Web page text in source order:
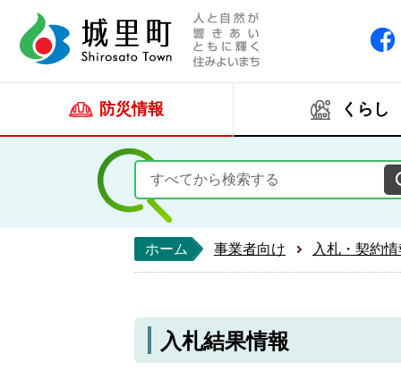
防災情報 くらし
ホーム 事業者向け 入札・契約
入札結果情報